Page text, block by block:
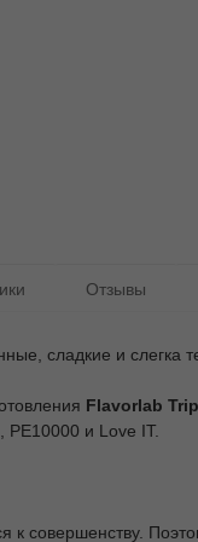
Отзывы
сладкие и слегка
Flavorlab
PE10000 и Love IT.
к совершенству.